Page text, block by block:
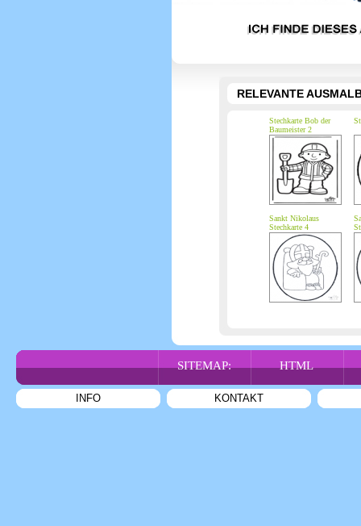
RELEVANTE
Stechkarte Bob der
Baumeister 2
Sankt Nikolaus
Stechkarte 4
SITEMAP: HTML
INFO KONTAKT